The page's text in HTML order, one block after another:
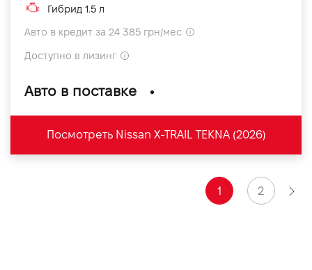
Гибрид 1.5 л
Авто в кредит за 24 385 грн/мес
Доступно в лизинг
Авто в поставке
Посмотреть Nissan X-TRAIL TEKNA (2026)
1 2